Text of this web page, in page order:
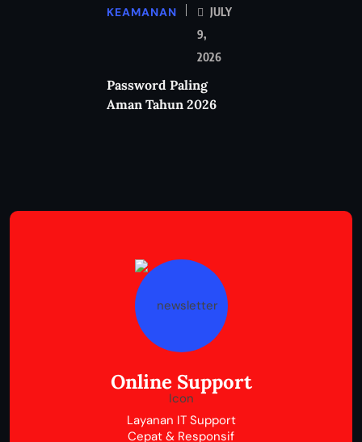
KEAMANAN
JULY
9,
2026
Password Paling
Aman Tahun 2026
Online Support
Layanan IT Support
Cepat & Responsif